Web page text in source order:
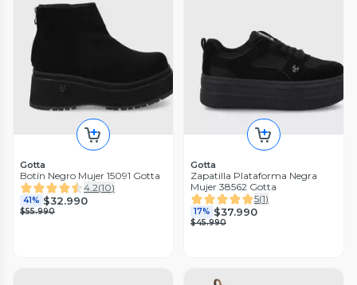
Gotta
Botín Negro Mujer 15091 Gotta
4.2(10)
41% $32.990
$55.990
Gotta
Zapatilla Plataforma Negra
Mujer 38562 Gotta
5(1)
17% $37.990
$45.990